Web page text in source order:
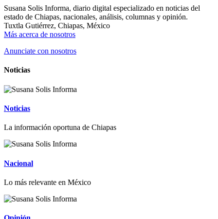
Susana Solis Informa, diario digital especializado en noticias del
estado de Chiapas, nacionales, análisis, columnas y opinión.
Tuxtla Gutiérrez, Chiapas, México
Más acerca de nosotros
Anunciate con nosotros
Noticias
Noticias
La información oportuna de Chiapas
Nacional
Lo más relevante en México